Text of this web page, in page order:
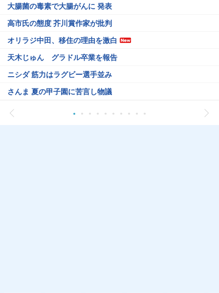
大腸菌の毒素で大腸がんに 発表
高市氏の態度 芥川賞作家が批判
オリラジ中田、移住の理由を激白
天木じゅん グラドル卒業を報告
ニシダ 筋力はラグビー選手並み
さんま 夏の甲子園に苦言し物議